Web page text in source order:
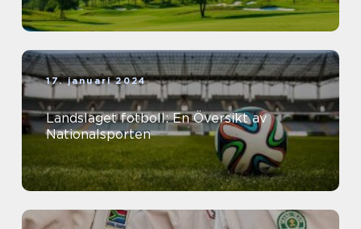
17. januari 2024
Landslaget fotboll: En Översikt av
Nationalsporten